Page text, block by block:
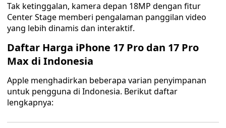
Tak ketinggalan, kamera depan 18MP dengan fitur
Center Stage memberi pengalaman panggilan video
yang lebih dinamis dan interaktif.
Daftar Harga iPhone 17 Pro dan 17 Pro
Max di Indonesia
Apple menghadirkan beberapa varian penyimpanan
untuk pengguna di Indonesia. Berikut daftar
lengkapnya: